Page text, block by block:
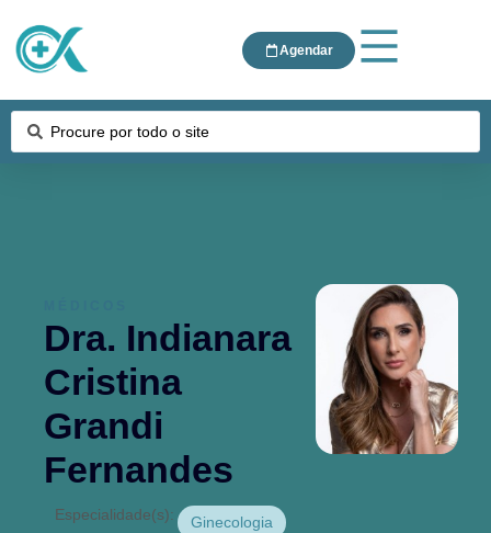
Agendar
Dra. Indianara
Cristina
Grandi
Fernandes
Especialidade(s): Ginecologia